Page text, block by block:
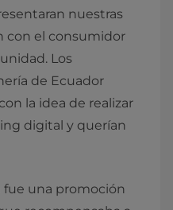
nuestras
con el consumidor
Los
de Ecuador
la idea de realizar
digital y querían
fue una promoción